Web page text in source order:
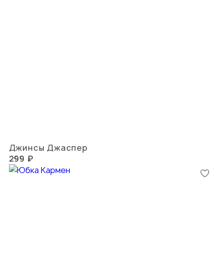
Джинсы Джаспер
299 ₽